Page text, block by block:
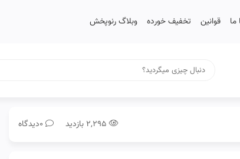
قوانین تخفیف خورده وبلاگ رنوپخش
۲,۲۹۵ بازدید 0دیدگاه